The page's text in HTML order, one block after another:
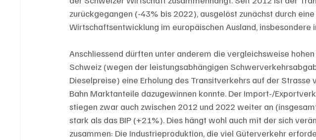
zurückgegangen (-43% bis 2022), ausgelöst zunächst durch
Wirtschaftsentwicklung im europäischen Ausland, insbesondere
Anschliessend dürften unter anderem die vergleichsweise
Schweiz (wegen der leistungsabhängigen
Dieselpreise) eine Erholung des Transitverkehrs auf der Strasse
Bahn Marktanteile dazugewinnen konnte. Der Import-/
stiegen zwar auch zwischen 2012 und 2022 weiter an
stark als das BIP (+21%). Dies hängt wohl auch mit der sich
zusammen: Die Industrieproduktion, die viel Güterverkehr